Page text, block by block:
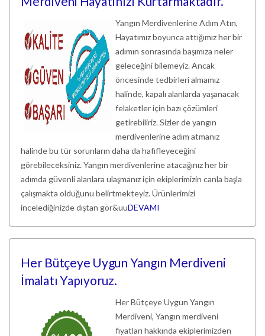
Yangın Merdivenlerine Adım Atın,
Hayatımız boyunca attığımız her bir
adımın sonrasında başımıza neler
geleceğini bilemeyiz. Ancak
öncesinde tedbirleri almamız
halinde, kapalı alanlarda yaşanacak
felaketler için bazı çözümleri
getirebiliriz. Sizler de yangın
merdivenlerine adım atmanız
halinde bu tür sorunların daha da hafifleyeceğini
görebileceksiniz. Yangın merdivenlerine atacağınız her bir
adımda güvenli alanlara ulaşmanız için ekiplerimizin canla başla
çalışmakta olduğunu belirtmekteyiz. Ürünlerimizi
incelediğinizde dıştan gör&uuDEVAMI
Her Bütçeye Uygun Yangın Merdiveni
İmalatı Yapıyoruz.
Her Bütçeye Uygun Yangın
Merdiveni, Yangın merdiveni
fiyatları hakkında ekiplerimizden